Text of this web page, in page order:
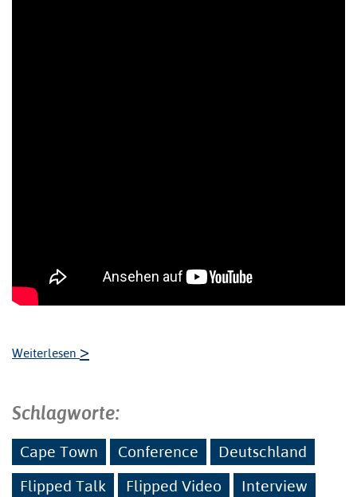
Weiterlesen >
Schlagworte:
Cape Town Conference
Deutschland
Flipped Talk
Flipped Video Interview